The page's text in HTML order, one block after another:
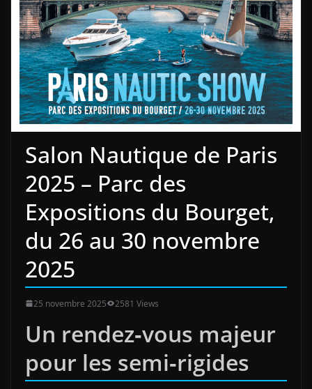
Salon Nautique de Paris
2025 – Parc des
Expositions du Bourget,
du 26 au 30 novembre
2025
25 novembre 2025 2581 Views
Un rendez‑vous majeur
pour les semi‑rigides